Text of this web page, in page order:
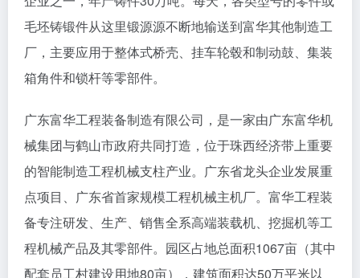
毛坯铸锻件从这里锻源源不断地输送到富华其他制造工
厂，主要应用于整体式桥壳、挂车轮毂和制动鼓、集装
箱角件和锁杆等零部件。
广东富华工程装备制造有限公司，是一家由广东富华机
械集团与鹤山市政府共同打造，位于珠西经济带上重要
的智能制造工程机械支柱产业。广东省龙头企业发展重
点项目、广东省首家规模工程机械主机厂。富华工程装
备专注研发、生产、销售全系高端装载机、挖掘机等工
程机械产品及其零部件。园区占地总面积1067亩（其中
配套员工村建设用地80亩），建筑面积达50万平米以